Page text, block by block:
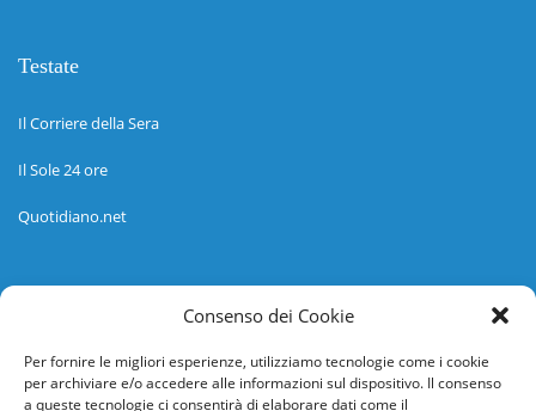
Consenso dei Cookie
Per fornire le migliori esperienze, utilizziamo tecnologie come i cookie
per archiviare e/o accedere alle informazioni sul dispositivo. Il consenso
a queste tecnologie ci consentirà di elaborare dati come il
Testate
Il Corriere della Sera
Il Sole 24 ore
Quotidiano.net
Informazioni
Help desk